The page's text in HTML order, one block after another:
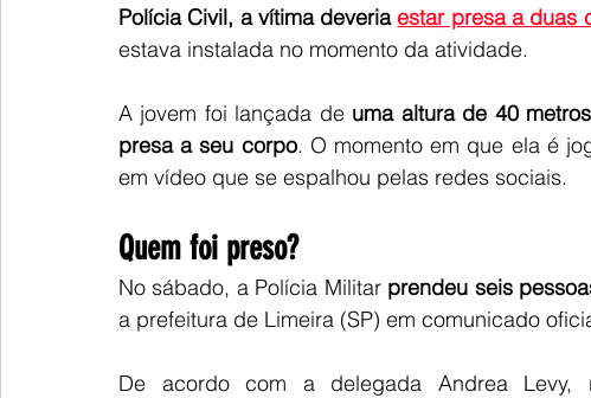
Polícia Civil, a vítima deveria estar presa a duas
estava instalada no momento da atividade.
A jovem foi lançada de uma altura de 40
presa a seu corpo. O momento em que ela é
em vídeo que se espalhou pelas redes sociais.
Quem foi preso?
No sábado, a Polícia Militar prendeu seis
a prefeitura de Limeira (SP) em comunicado
De acordo com a delegada Andrea Levy,